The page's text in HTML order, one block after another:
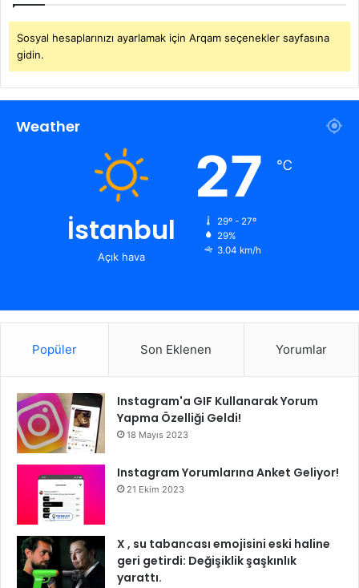
Sosyal hesaplarınızı ayarlamak için Arqam seçenekler sayfasına
gidin.
Weather
İstanbul
Açık hava
27 ℃
29º - 27º
29%
3.04 km/h
Popüler Son Eklenen Yorumlar
Instagram'a GIF Kullanarak Yorum
Yapma Özelliği Geldi!
18 Mayıs 2023
Instagram Yorumlarına Anket Geliyor!
21 Ekim 2023
X , su tabancası emojisini eski haline
geri getirdi: Değişiklik şaşkınlık
yarattı.